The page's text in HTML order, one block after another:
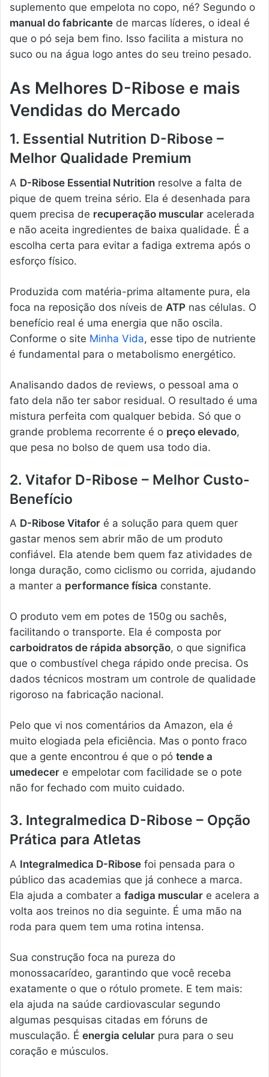
suplemento que empelota no copo, né? Segundo o
manual do fabricante de marcas líderes, o ideal é
que o pó seja bem fino. Isso facilita a mistura no
suco ou na água logo antes do seu treino pesado.
As Melhores D-Ribose e mais
Vendidas do Mercado
1. Essential Nutrition D-Ribose –
Melhor Qualidade Premium
A D-Ribose Essential Nutrition resolve a falta de
pique de quem treina sério. Ela é desenhada para
quem precisa de recuperação muscular acelerada
e não aceita ingredientes de baixa qualidade. É a
escolha certa para evitar a fadiga extrema após o
esforço físico.
Produzida com matéria-prima altamente pura, ela
foca na reposição dos níveis de ATP nas células. O
benefício real é uma energia que não oscila.
Conforme o site Minha Vida, esse tipo de nutriente
é fundamental para o metabolismo energético.
Analisando dados de reviews, o pessoal ama o
fato dela não ter sabor residual. O resultado é uma
mistura perfeita com qualquer bebida. Só que o
grande problema recorrente é o preço elevado,
que pesa no bolso de quem usa todo dia.
2. Vitafor D-Ribose – Melhor Custo-
Benefício
A D-Ribose Vitafor é a solução para quem quer
gastar menos sem abrir mão de um produto
confiável. Ela atende bem quem faz atividades de
longa duração, como ciclismo ou corrida, ajudando
a manter a performance física constante.
O produto vem em potes de 150g ou sachês,
facilitando o transporte. Ela é composta por
carboidratos de rápida absorção, o que significa
que o combustível chega rápido onde precisa. Os
dados técnicos mostram um controle de qualidade
rigoroso na fabricação nacional.
Pelo que vi nos comentários da Amazon, ela é
muito elogiada pela eficiência. Mas o ponto fraco
que a gente encontrou é que o pó tende a
umedecer e empelotar com facilidade se o pote
não for fechado com muito cuidado.
3. Integralmedica D-Ribose – Opção
Prática para Atletas
A Integralmedica D-Ribose foi pensada para o
público das academias que já conhece a marca.
Ela ajuda a combater a fadiga muscular e acelera a
volta aos treinos no dia seguinte. É uma mão na
roda para quem tem uma rotina intensa.
Sua construção foca na pureza do
monossacarídeo, garantindo que você receba
exatamente o que o rótulo promete. E tem mais:
ela ajuda na saúde cardiovascular segundo
algumas pesquisas citadas em fóruns de
musculação. É energia celular pura para o seu
coração e músculos.